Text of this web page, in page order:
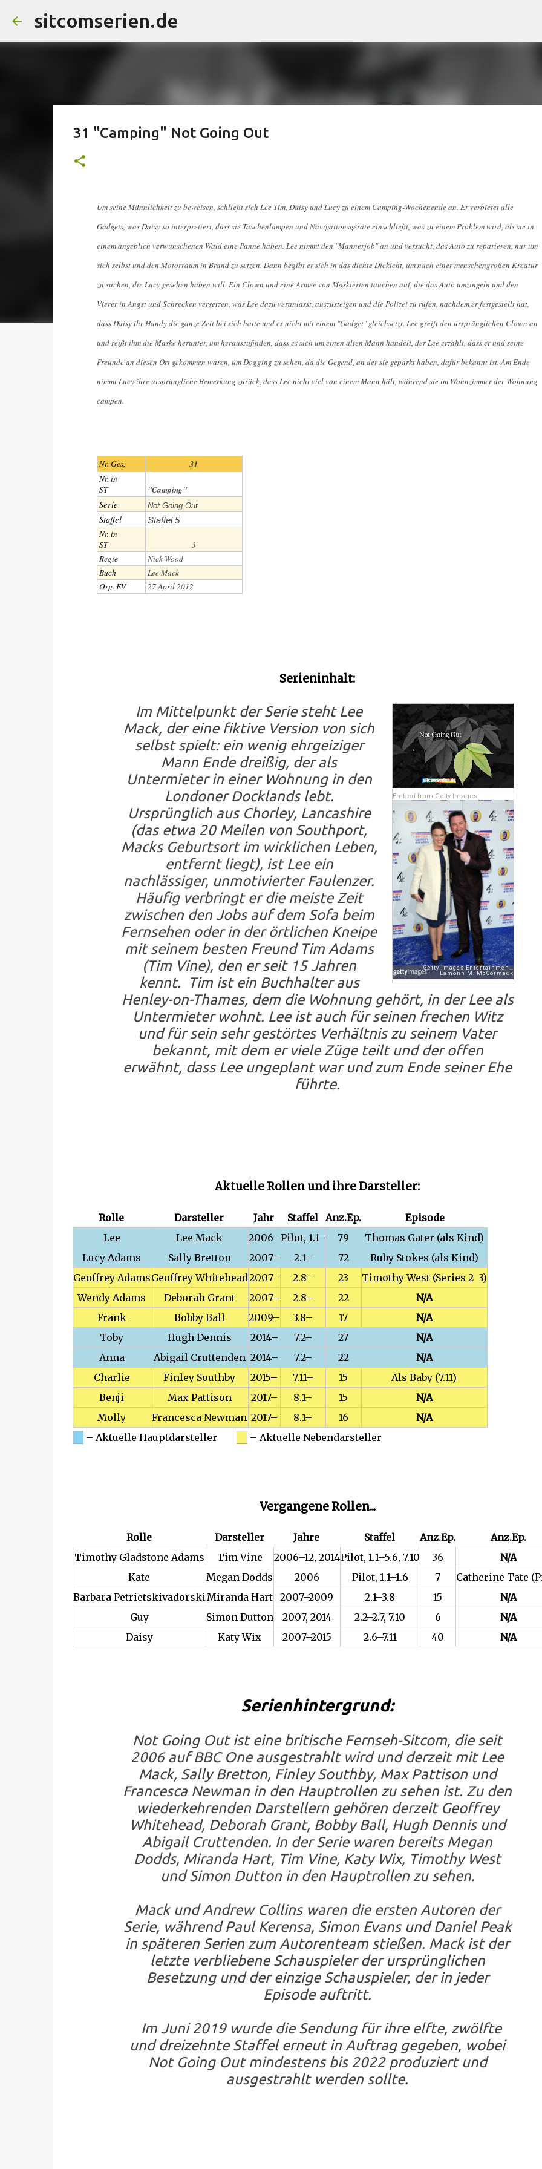
sitcomserien.de
31 "Camping" Not Going Out
Um seine Männlichkeit zu beweisen, schließt sich Lee Tim, Daisy und Lucy zu einem Camping-Wochenende an. Er verbietet alle
Gadgets, was Daisy so interpretiert, dass sie Taschenlampen und Navigationsgeräte einschließt, was zu einem Problem wird, als sie in
einem angeblich verwunschenen Wald eine Panne haben. Lee nimmt den "Männerjob" an und versucht, das Auto zu reparieren, nur um
sich selbst und den Motorraum in Brand zu setzen. Dann begibt er sich in das dichte Dickicht, um nach einer menschengroßen Kreatur
zu suchen, die Lucy gesehen haben will. Ein Clown und eine Armee von Maskierten tauchen auf, die das Auto umzingeln und den
Vierer in Angst und Schrecken versetzen, was Lee dazu veranlasst, auszusteigen und die Polizei zu rufen, nachdem er festgestellt hat,
dass Daisy ihr Handy die ganze Zeit bei sich hatte und es nicht mit einem "Gadget" gleichsetzt. Lee greift den ursprünglichen Clown an
und reißt ihm die Maske herunter, um herauszufinden, dass es sich um einen alten Mann handelt, der Lee erzählt, dass er und seine
Freunde an diesen Ort gekommen waren, um Dogging zu sehen, da die Gegend, an der sie geparkt haben, dafür bekannt ist. Am Ende
nimmt Lucy ihre ursprüngliche Bemerkung zurück, dass Lee nicht viel von einem Mann hält, während sie im Wohnzimmer der Wohnung
campen.
Nr. Ges, 31
Nr. in
ST
"Camping"
Serie Not Going Out
Staffel Staffel 5
Nr. in
ST
3
Regie
Nick Wood
Buch
Lee Mack
Org. EV
27 April 2012
Serieninhalt:
Embed from Getty Images
Im Mittelpunkt der Serie steht Lee
Mack, der eine fiktive Version von sich
selbst spielt: ein wenig ehrgeiziger
Mann Ende dreißig, der als
Untermieter in einer Wohnung in den
Londoner Docklands lebt.
Ursprünglich aus Chorley, Lancashire
(das etwa 20 Meilen von Southport,
Macks Geburtsort im wirklichen Leben,
entfernt liegt), ist Lee ein
nachlässiger, unmotivierter Faulenzer.
Häufig verbringt er die meiste Zeit
zwischen den Jobs auf dem Sofa beim
Fernsehen oder in der örtlichen Kneipe
mit seinem besten Freund Tim Adams
(Tim Vine), den er seit 15 Jahren
kennt. Tim ist ein Buchhalter aus
Henley-on-Thames, dem die Wohnung gehört, in der Lee als
Untermieter wohnt. Lee ist auch für seinen frechen Witz
und für sein sehr gestörtes Verhältnis zu seinem Vater
bekannt, mit dem er viele Züge teilt und der offen
erwähnt, dass Lee ungeplant war und zum Ende seiner Ehe
führte.
Aktuelle Rollen und ihre Darsteller:
Rolle Darsteller Jahr Staffel Anz.Ep.
Episode
Lee
Lee Mack 2006–Pilot, 1.1– 79
Thomas Gater (als Kind)
Lucy Adams
Sally Bretton 2007– 2.1– 72
Ruby Stokes (als Kind)
Geoffrey AdamsGeoffrey Whitehead2007– 2.8– 23
Timothy West (Series 2–3)
Wendy Adams
Deborah Grant 2007– 2.8– 22
N/A
Frank
Bobby Ball 2009– 3.8– 17
N/A
Toby
Hugh Dennis 2014– 7.2– 27
N/A
Anna
Abigail Cruttenden 2014– 7.2– 22
N/A
Charlie
Finley Southby 2015– 7.11– 15
Als Baby (7.11)
Benji
Max Pattison 2017– 8.1– 15
N/A
Molly
Francesca Newman 2017– 8.1– 16
N/A
– Aktuelle Hauptdarsteller
– Aktuelle Nebendarsteller
Vergangene Rollen...
Rolle Darsteller Jahre Staffel Anz.Ep.
Anz.Ep.
Timothy Gladstone Adams
Tim Vine 2006–12, 2014Pilot, 1.1–5.6, 7.10 36
N/A
Kate
Megan Dodds 2006 Pilot, 1.1–1.6 7
Catherine Tate
Barbara PetrietskivadorskiMiranda Hart 2007–2009 2.1–3.8 15
N/A
Guy
Simon Dutton 2007, 2014 2.2–2.7, 7.10 6
N/A
Daisy
Katy Wix 2007–2015 2.6–7.11 40 N/A
Serienhintergrund:
Not Going Out ist eine britische Fernseh-Sitcom, die seit
2006 auf BBC One ausgestrahlt wird und derzeit mit Lee
Mack, Sally Bretton, Finley Southby, Max Pattison und
Francesca Newman in den Hauptrollen zu sehen ist. Zu den
wiederkehrenden Darstellern gehören derzeit Geoffrey
Whitehead, Deborah Grant, Bobby Ball, Hugh Dennis und
Abigail Cruttenden. In der Serie waren bereits Megan
Dodds, Miranda Hart, Tim Vine, Katy Wix, Timothy West
und Simon Dutton in den Hauptrollen zu sehen.
Mack und Andrew Collins waren die ersten Autoren der
Serie, während Paul Kerensa, Simon Evans und Daniel Peak
in späteren Serien zum Autorenteam stießen. Mack ist der
letzte verbliebene Schauspieler der ursprünglichen
Besetzung und der einzige Schauspieler, der in jeder
Episode auftritt.
Im Juni 2019 wurde die Sendung für ihre elfte, zwölfte
und dreizehnte Staffel erneut in Auftrag gegeben, wobei
Not Going Out mindestens bis 2022 produziert und
ausgestrahlt werden sollte.